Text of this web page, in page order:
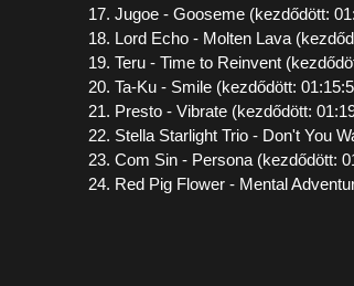
17. Jugoe - Gooseme (kezdődött:
18. Lord Echo - Molten Lava
19. Teru - Time to Reinvent
20. Ta-Ku - Smile (kezdődött:
21. Presto - Vibrate (kezdődött:
22. Stella Starlight Trio - Don't You
23. Com Sin - Persona (kezdődött:
24. Red Pig Flower - Mental